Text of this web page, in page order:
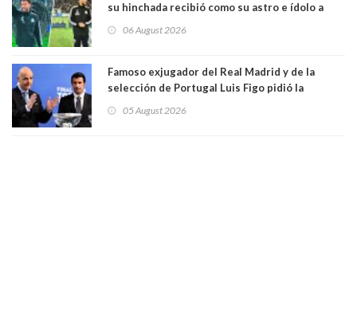
su hinchada recibió como su astro e ídolo a
Vozinha
06 August 2026
Famoso exjugador del Real Madrid y de la
selección de Portugal Luis Figo pidió la
dimisión de presidente de la Fifa: "Es el
comportamiento más bajo y cobarde que he
05 August 2026